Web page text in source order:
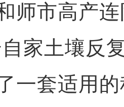
师市高产
家土壤反
一套适用